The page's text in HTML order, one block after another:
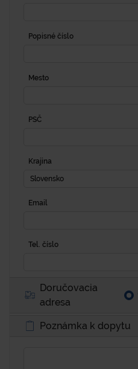
Popisné číslo
Mesto
PSČ
Krajina
Slovensko
Email
Tel. číslo
Doručovacia
adresa
Poznámka k dopytu